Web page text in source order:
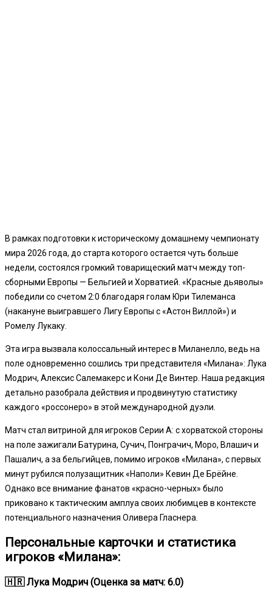
В рамках подготовки к историческому домашнему чемпионату
мира 2026 года, до старта которого остается чуть больше
недели, состоялся громкий товарищеский матч между топ-
сборными Европы — Бельгией и Хорватией. «Красные дьяволы»
победили со счетом 2:0 благодаря голам Юри Тилеманса
(накануне выигравшего Лигу Европы с «Астон Виллой») и
Ромелу Лукаку.
Эта игра вызвала колоссальный интерес в Миланелло, ведь на
поле одновременно сошлись три представителя «Милана»: Лука
Модрич, Алексис Салемакерс и Кони Де Винтер. Наша редакция
детально разобрала действия и продвинутую статистику
каждого «россонеро» в этой международной дуэли.
Матч стал витриной для игроков Серии А: с хорватской стороны
на поле зажигали Батурина, Сучич, Понграчич, Моро, Влашич и
Пашалич, а за бельгийцев, помимо игроков «Милана», с первых
минут рубился полузащитник «Наполи» Кевин Де Брёйне.
Однако все внимание фанатов «красно-черных» было
приковано к тактическим амплуа своих любимцев в контексте
потенциального назначения Оливера Гласнера.
Персональные карточки и статистика
игроков «Милана»:
🇭🇷 Лука Модрич (Оценка за матч: 6.0)